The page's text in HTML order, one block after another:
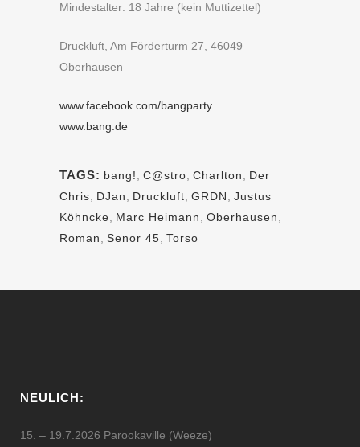
Mindestalter: 18 Jahre (kein Muttizettel)
Druckluft, Am Förderturm 27, 46049
Oberhausen
www.facebook.com/bangparty
www.bang.de
TAGS: bang! C@stro Charlton
Der
Chris
DJan Druckluft GRDN
Justus
Köhncke
Marc Heimann Oberhausen
Roman
Senor 45 Torso
NEULICH:
15. – 19.7.2026 Parookaville (Weeze)